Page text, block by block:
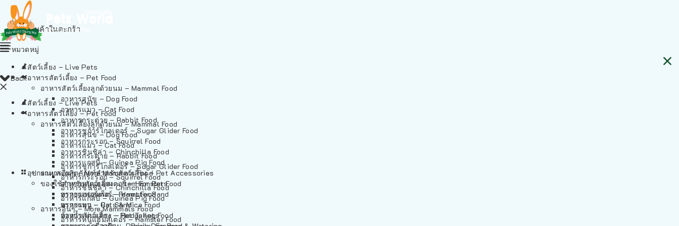
ไม่มีสินค้าในตะกร้า
Back
สัตว์เลี้ยง – Live Pets
อาหารสัตว์เลี้ยง – Pet Food
อาหารสัตว์เลี้ยงลูกด้วยนม – Mammal Food
อาหารสุนัข – Dog Food
อาหารแมว – Cat Food
อาหารกระต่าย – Rabbit Food
อาหารชูก้าร์ไกลเดอร์ – Sugar Glider Food
อาหารกระรอก – Squirrel Food
อาหารชินชิล่า – Chinchilla Food
อาหารแกสบี้ – Guinea Pig Food
อาหารอื่นๆ – More Mammals Food
อาหารหนูแฮมสเตอร์ – Hamster Food
หมวดหมู่
สัตว์เลี้ยง – Live Pets
อาหารสัตว์เลี้ยง – Pet Food
อาหารสัตว์เลี้ยงลูกด้วยนม – Mammal Food
อาหารสุนัข – Dog Food
อาหารแมว – Cat Food
อาหารกระต่าย – Rabbit Food
อาหารชูก้าร์ไกลเดอร์ – Sugar Glider Food
อาหารกระรอก – Squirrel Food
อาหารชินชิล่า – Chinchilla Food
อาหารแกสบี้ – Guinea Pig Food
อาหารอื่นๆ – More Mammals Food
อาหารหนูแฮมสเตอร์ – Hamster Food
อาหารเฟอร์เร็ต – Ferret Food
อาหารหนู – Rats & Mice Food
อาหารเม่นแคระ – Hedgehog Food
อุปกรณและผลิตภัณฑ์สำหรับสัตว์เลี้ยง – Pet Accessories
ของใช้สำหรับสัตว์เลี้ยง – Item For Pets
ทรายแฮมสเตอร์ – Hamster Sand
ทรายแมว – Cat Sand
ห้องน้ำสัตว์เลี้ยง – Pet Toilets